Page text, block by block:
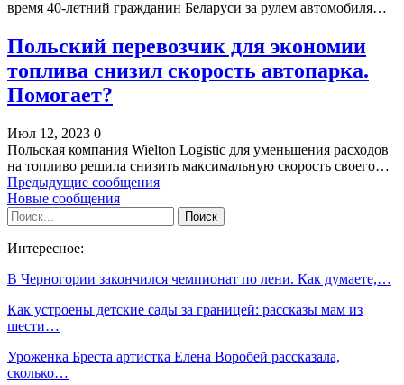
время 40-летний гражданин Беларуси за рулем автомобиля…
Польский перевозчик для экономии
топлива снизил скорость автопарка.
Помогает?
Июл 12, 2023 0
Польская компания Wielton Logistic для уменьшения расходов
на топливо решила снизить максимальную скорость своего…
Предыдущие сообщения
Новые сообщения
Интересное:
В Черногории закончился чемпионат по лени. Как думаете,…
Как устроены детские сады за границей: рассказы мам из
шести…
Уроженка Бреста артистка Елена Воробей рассказала,
сколько…